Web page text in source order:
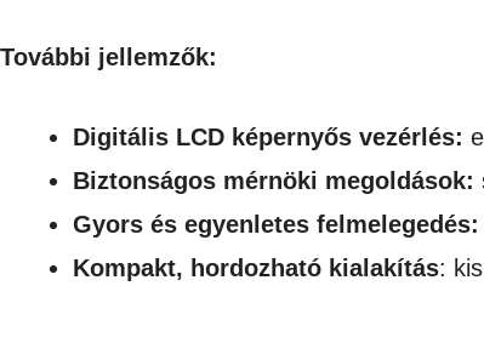
További jellemzők:
Digitális LCD képernyős vezérlés:
Biztonságos mérnöki megoldások:
Gyors és egyenletes felmelegedés:
Kompakt, hordozható kialakítás: